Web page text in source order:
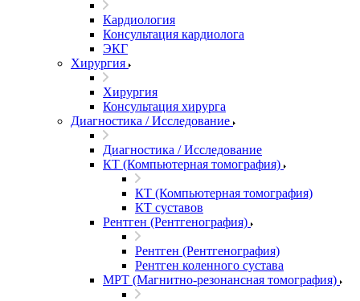
Кардиология
Консультация кардиолога
ЭКГ
Хирургия
Хирургия
Консультация хирурга
Диагностика / Исследование
Диагностика / Исследование
КТ (Компьютерная томография)
КТ (Компьютерная томография)
КТ суставов
Рентген (Рентгенография)
Рентген (Рентгенография)
Рентген коленного сустава
МРТ (Магнитно-резонансная томография)